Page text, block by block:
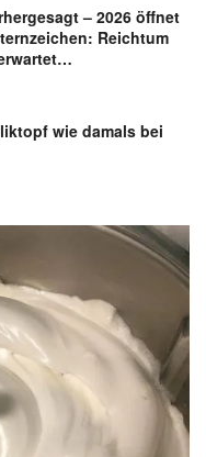
– 2026 öffnet
Reichtum
wie damals bei